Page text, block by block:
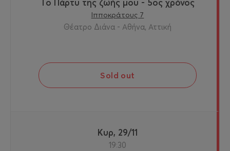
Το Πάρτυ της ζωής μου - 5ος χρόνος
Ιπποκράτους 7
Θέατρο Διάνα - Αθήνα, Αττική
Sold out
Κυρ, 29/11
19:30